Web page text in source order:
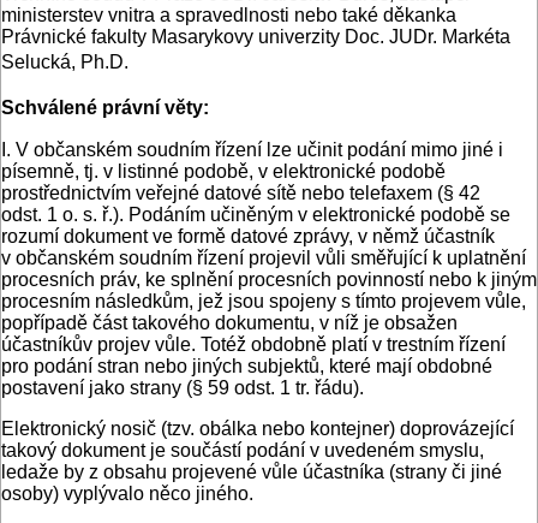
ministerstev vnitra a spravedlnosti nebo také děkanka
Právnické fakulty Masarykovy univerzity Doc. JUDr. Markéta
Selucká, Ph.D.
Schválené právní věty:
I. V občanském soudním řízení lze učinit podání mimo jiné i
písemně, tj. v listinné podobě, v elektronické podobě
prostřednictvím veřejné datové sítě nebo telefaxem (§ 42
odst. 1 o. s. ř.). Podáním učiněným v elektronické podobě se
rozumí dokument ve formě datové zprávy, v němž účastník
v občanském soudním řízení projevil vůli směřující k uplatnění
procesních práv, ke splnění procesních povinností nebo k jiným
procesním následkům, jež jsou spojeny s tímto projevem vůle,
popřípadě část takového dokumentu, v níž je obsažen
účastníkův projev vůle. Totéž obdobně platí v trestním řízení
pro podání stran nebo jiných subjektů, které mají obdobné
postavení jako strany (§ 59 odst. 1 tr. řádu).
Elektronický nosič (tzv. obálka nebo kontejner) doprovázející
takový dokument je součástí podání v uvedeném smyslu,
ledaže by z obsahu projevené vůle účastníka (strany či jiné
osoby) vyplývalo něco jiného.